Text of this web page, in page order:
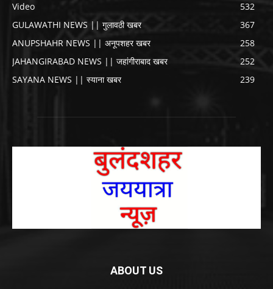
Video
532
GULAWATHI NEWS || गुलावठी खबर
367
ANUPSHAHR NEWS || अनूपशहर खबर
258
JAHANGIRABAD NEWS || जहांगीराबाद खबर
252
SAYANA NEWS || स्याना खबर
239
ABOUT US